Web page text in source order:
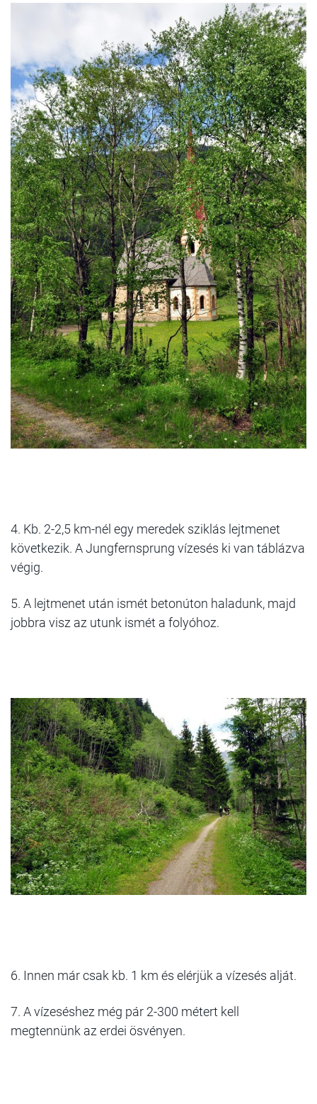
4. Kb. 2-2,5 km-nél egy meredek sziklás lejtmenet
következik. A Jungfernsprung vízesés ki van táblázva
végig.
5. A lejtmenet után ismét betonúton haladunk, majd
jobbra visz az utunk ismét a folyóhoz.
6. Innen már csak kb. 1 km és elérjük a vízesés alját.
7. A vízeséshez még pár 2-300 métert kell
megtennünk az erdei ösvényen.